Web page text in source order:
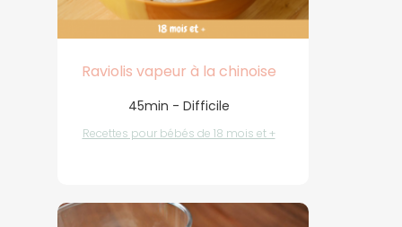
Raviolis vapeur à la chinoise
45min - Difficile
Recettes pour bébés de 18 mois et +